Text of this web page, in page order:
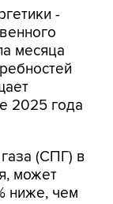
-
месяца
2025 года
(СПГ) в
может
ниже, чем